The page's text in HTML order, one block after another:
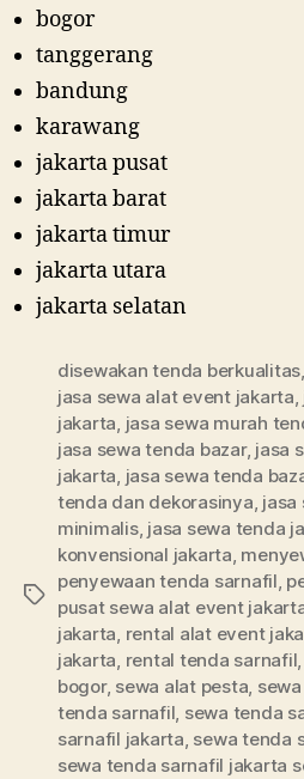
bogor
tanggerang
bandung
karawang
jakarta pusat
jakarta barat
jakarta timur
jakarta utara
jakarta selatan
Tags
disewakan tenda berkualitas,
jasa sewa alat event jakarta,
jakarta, jasa sewa murah
jasa sewa tenda bazar, jasa
jakarta, jasa sewa tenda
tenda dan dekorasinya, jasa
minimalis, jasa sewa tenda
konvensional jakarta,
penyewaan tenda sarnafil,
pusat sewa alat event
jakarta, rental alat event
jakarta, rental tenda sarnafil,
bogor, sewa alat pesta,
tenda sarnafil, sewa tenda
sarnafil jakarta, sewa tenda
sewa tenda sarnafil jakarta